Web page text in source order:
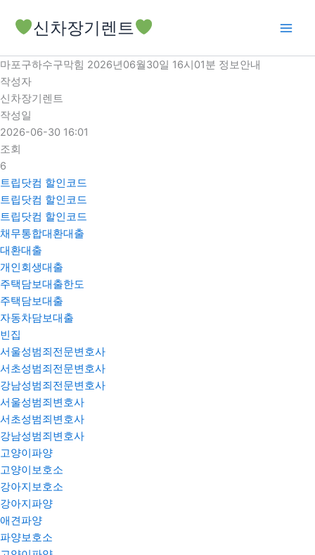
로
건
너
뛰
기
신차장기렌트
마포구하수구막힘 2026년06월30일 16시01분 정보안내
작성자
신차장기렌트
작성일
2026-06-30 16:01
조회
6
트립닷컴 할인코드
트립닷컴 할인코드
트립닷컴 할인코드
채무통합대환대출
대환대출
개인회생대출
주택담보대출한도
주택담보대출
자동차담보대출
빈집
서울성범죄전문변호사
서초성범죄전문변호사
강남성범죄전문변호사
서울성범죄변호사
서초성범죄변호사
강남성범죄변호사
고양이파양
고양이보호소
강아지보호소
강아지파양
애견파양
파양보호소